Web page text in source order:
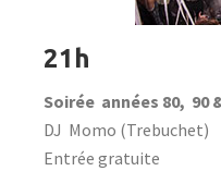
21h
Soirée années 80, 90
DJ Momo (Trebuchet)
Entrée gratuite